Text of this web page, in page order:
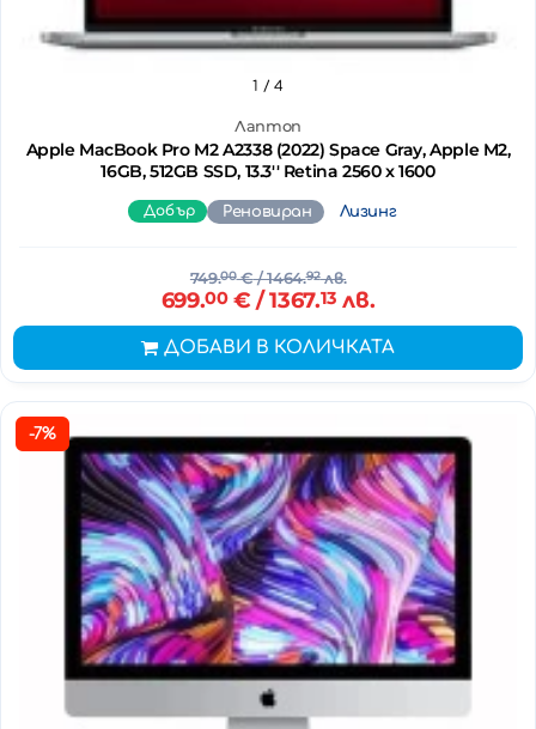
Лаптоп
Apple MacBook Pro M2 A2338 (2022) Space Gray, Apple M2,
16GB, 512GB SSD, 13.3'' Retina 2560 x 1600
1 / 4
Добър Реновиран Лизинг
749.00€/ 1464.92лв.
699.00€ / 1367.13 лв.
ДОБАВИ В КОЛИЧКАТА
-7%